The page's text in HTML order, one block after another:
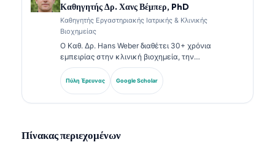
Καθηγητής Δρ. Χανς Βέμπερ, PhD
Καθηγητής Εργαστηριακής Ιατρικής & Κλινικής
Βιοχημείας
Ο Καθ. Δρ. Hans Weber διαθέτει 30+ χρόνια
εμπειρίας στην κλινική βιοχημεία, την
εργαστηριακή ιατρική και την έρευνα βιοδεικτών.
Πρώην Πρόεδρος της Γερμανικής Εταιρείας Κλινικής
Χημείας, ειδικεύεται στην ανάλυση διαγνωστικών
Πύλη Έρευνας Google Scholar
Πίνακας περιεχομένων